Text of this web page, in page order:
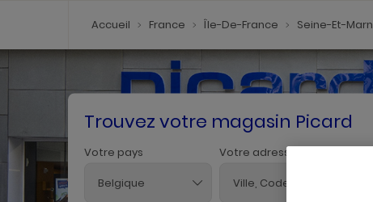
Accueil France Île-De-France Seine-Et-
Trouvez votre magasin Picard
Votre pays
Belgique
Votre adresse